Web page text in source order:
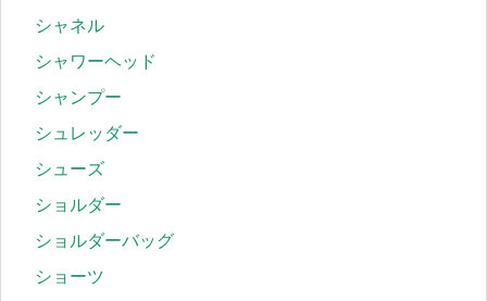
シャネル
シャワーヘッド
シャンプー
シュレッダー
シューズ
ショルダー
ショルダーバッグ
ショーツ